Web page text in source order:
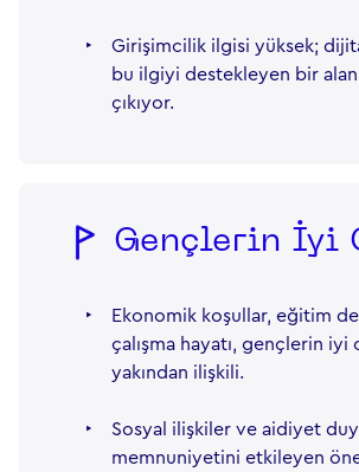
‣
Girişimcilik ilgisi yüksek;
bu ilgiyi destekleyen bir
çıkıyor.
Gençlerin İyi
‣
Ekonomik koşullar, eğitim
çalışma hayatı, gençlerin iyi
yakından ilişkili.
‣
Sosyal ilişkiler ve aidiyet
memnuniyetini etkileyen